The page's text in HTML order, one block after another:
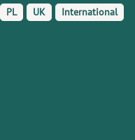
PL UK International